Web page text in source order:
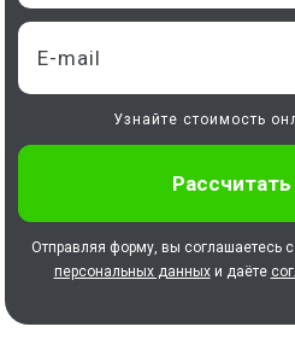
Узнайте стоимость
Отправляя форму, вы соглашаетесь с
персональных данныхи даёте